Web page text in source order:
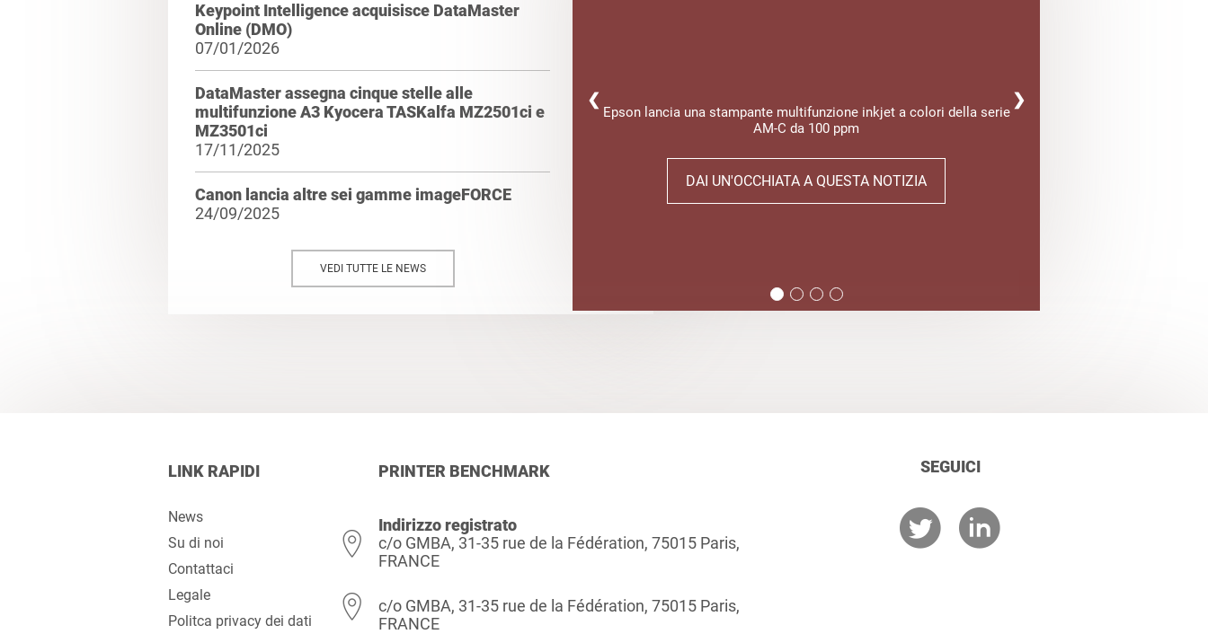
Keypoint Intelligence acquisisce DataMaster
Online (DMO)
07/01/2026
DataMaster assegna cinque stelle alle
multifunzione A3 Kyocera TASKalfa MZ2501ci e
MZ3501ci
17/11/2025
Canon lancia altre sei gamme imageFORCE
24/09/2025
VEDI TUTTE LE NEWS
Epson lancia una stampante multifunzione inkjet a colori della serie
AM-C da 100 ppm
DAI UN'OCCHIATA A QUESTA NOTIZIA
❮ ❯
LINK RAPIDI
News
Su di noi
Contattaci
Legale
Politca privacy dei dati
PRINTER BENCHMARK
Indirizzo registrato
c/o GMBA, 31-35 rue de la Fédération, 75015 Paris,
FRANCE
c/o GMBA, 31-35 rue de la Fédération, 75015 Paris,
FRANCE
SEGUICI